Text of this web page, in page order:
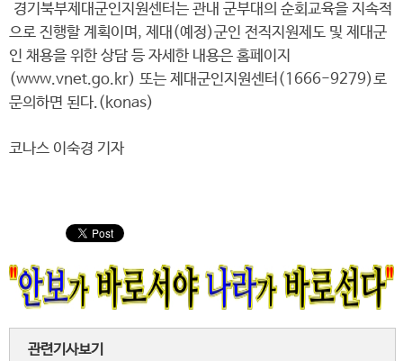
경기북부제대군인지원센터는 관내 군부대의 순회교육을 지속적
으로 진행할 계획이며, 제대(예정)군인 전직지원제도 및 제대군
인 채용을 위한 상담 등 자세한 내용은 홈페이지
(www.vnet.go.kr) 또는 제대군인지원센터(1666-9279)로
문의하면 된다.(konas)
코나스 이숙경 기자
관련기사보기